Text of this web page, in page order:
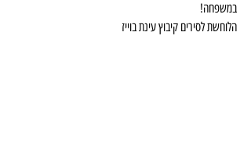
במשפחה!
הלוחשת לסירים קיבוץ עינת בוייז